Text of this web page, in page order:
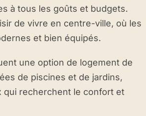
à tous les goûts et budgets.
de vivre en centre-ville, où les
et bien équipés.
une option de logement de
de piscines et de jardins,
qui recherchent le confort et